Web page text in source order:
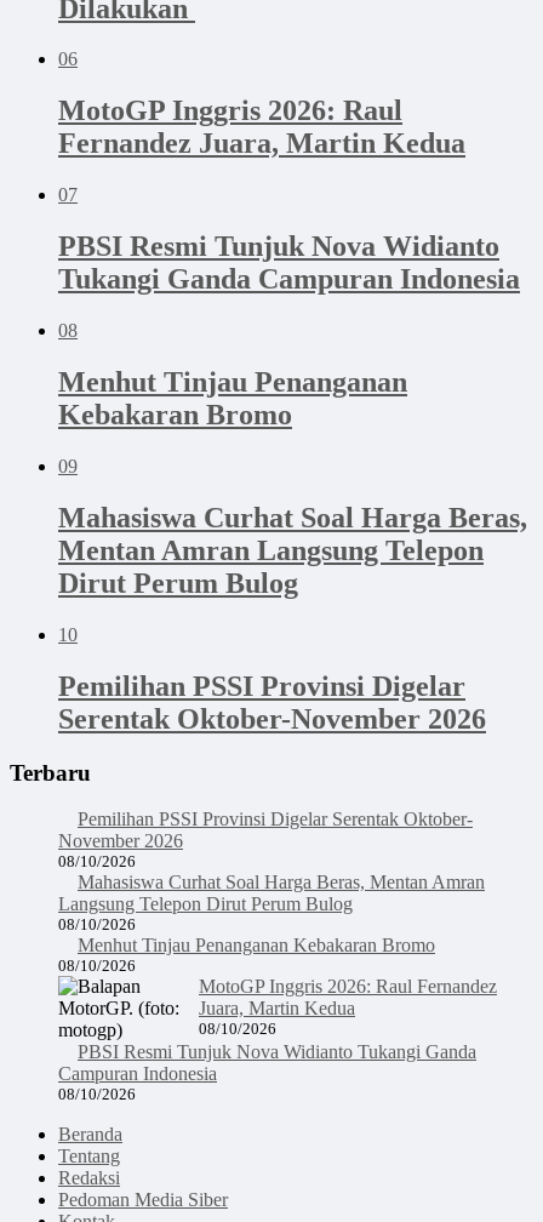
Dilakukan ‎
06
MotoGP Inggris 2026: Raul
Fernandez Juara, Martin Kedua
07
PBSI Resmi Tunjuk Nova Widianto
Tukangi Ganda Campuran Indonesia
08
Menhut Tinjau Penanganan
Kebakaran Bromo
09
Mahasiswa Curhat Soal Harga Beras,
Mentan Amran Langsung Telepon
Dirut Perum Bulog
10
Pemilihan PSSI Provinsi Digelar
Serentak Oktober-November 2026
Terbaru
Pemilihan PSSI Provinsi Digelar Serentak Oktober-
November 2026
08/10/2026
Mahasiswa Curhat Soal Harga Beras, Mentan Amran
Langsung Telepon Dirut Perum Bulog
08/10/2026
Menhut Tinjau Penanganan Kebakaran Bromo
08/10/2026
MotoGP Inggris 2026: Raul Fernandez
Juara, Martin Kedua
08/10/2026
PBSI Resmi Tunjuk Nova Widianto Tukangi Ganda
Campuran Indonesia
08/10/2026
Beranda
Tentang
Redaksi
Pedoman Media Siber